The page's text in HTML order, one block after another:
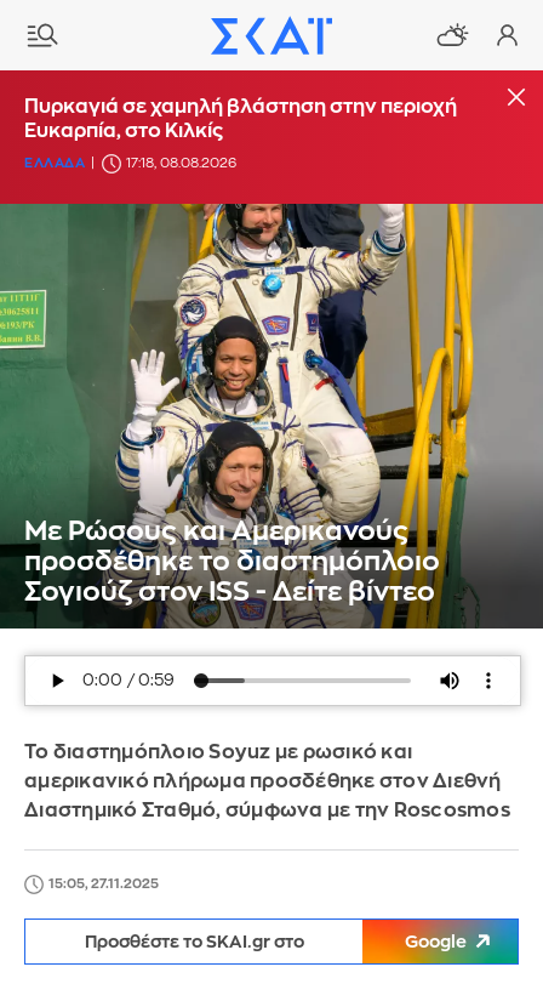
Πυρκαγιά σε χαμηλή βλάστηση στην περιοχή
Ευκαρπία, στο Κιλκίς
ΕΛΛΑΔΑ 17:18, 08.08.2026
Με Ρώσους και Αμερικανούς
προσδέθηκε το διαστημόπλοιο
Σογιούζ στον ISS - Δείτε βίντεο
Το διαστημόπλοιο Soyuz με ρωσικό και
αμερικανικό πλήρωμα προσδέθηκε στον Διεθνή
Διαστημικό Σταθμό, σύμφωνα με την Roscosmos
15:05, 27.11.2025
Προσθέστε το SKAI.gr στο Google